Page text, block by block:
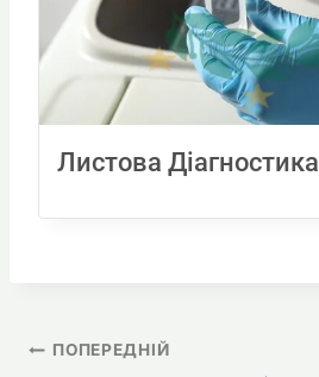
Листова Діагностика
Навігація
ПОПЕРЕДНІЙ